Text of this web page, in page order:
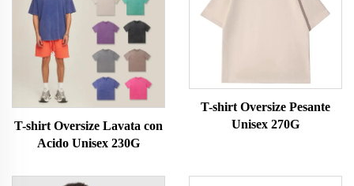
T-shirt Oversize Lavata con
Acido Unisex 230G
T-shirt Oversize Pesante
Unisex 270G